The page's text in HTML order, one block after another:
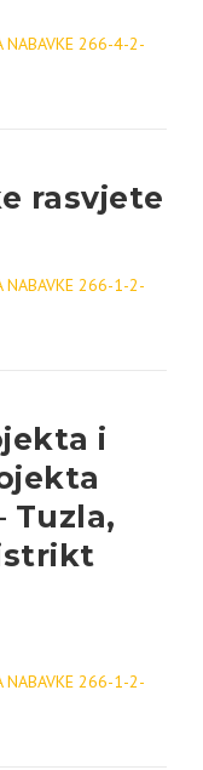
NABAVKE 266-4-2-
rasvjete
NABAVKE 266-1-2-
i
Tuzla,
NABAVKE 266-1-2-